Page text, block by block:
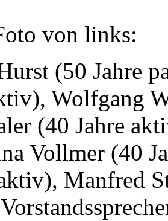
von links:
(50 Jahre
Wolfgang
(40 Jahre
Vollmer (40
Manfred